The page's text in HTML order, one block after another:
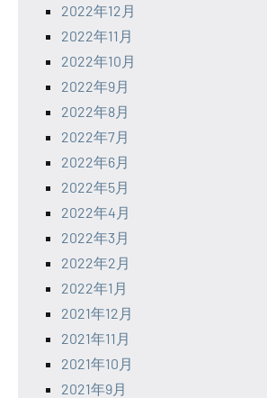
2022年12月
2022年11月
2022年10月
2022年9月
2022年8月
2022年7月
2022年6月
2022年5月
2022年4月
2022年3月
2022年2月
2022年1月
2021年12月
2021年11月
2021年10月
2021年9月